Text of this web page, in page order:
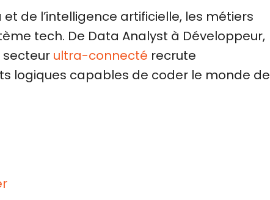
et de l’intelligence artificielle, les métiers
tech. De Data Analyst à Développeur,
secteur ultra-connecté recrute
logiques capables de coder le monde de